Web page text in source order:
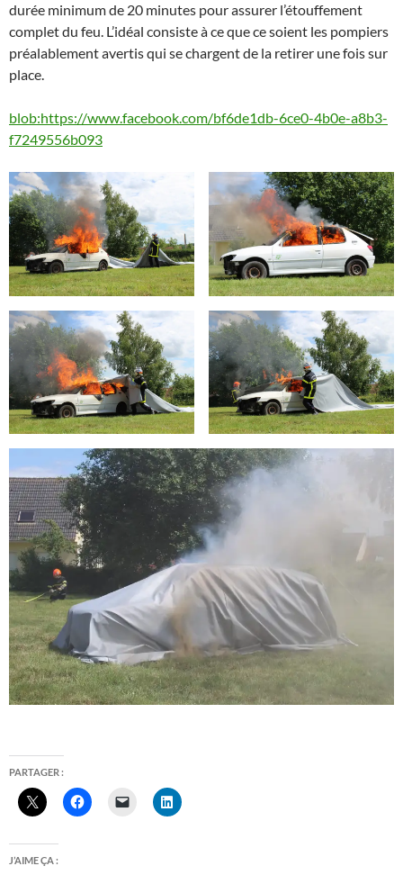
durée minimum de 20 minutes pour assurer l’étouffement
complet du feu. L’idéal consiste à ce que ce soient les pompiers
préalablement avertis qui se chargent de la retirer une fois sur
place.
blob:https://www.facebook.com/bf6de1db-6ce0-4b0e-a8b3-
f7249556b093
PARTAGER :
J’AIME ÇA :